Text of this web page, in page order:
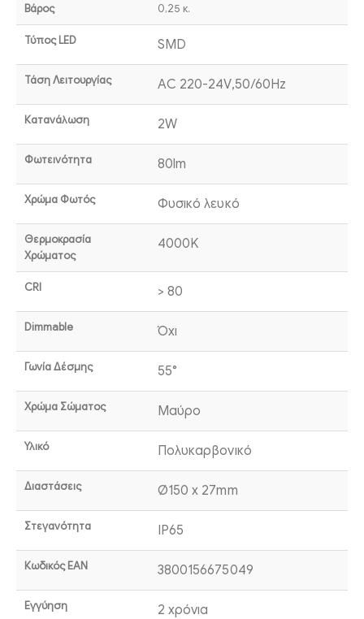
Βάρος 0,25 κ.
Τύπος LED SMD
Τάση Λειτουργίας AC 220-24V,50/60Hz
Κατανάλωση 2W
Φωτεινότητα 80lm
Χρώμα Φωτός Φυσικό λευκό
Θερμοκρασία
Χρώματος
4000K
CRI > 80
Dimmable Όχι
Γωνία Δέσμης 55°
Χρώμα Σώματος Μαύρο
Υλικό Πολυκαρβονικό
Διαστάσεις Ø150 x 27mm
Στεγανότητα IP65
Κωδικός EAN 3800156675049
Εγγύηση 2 χρόνια